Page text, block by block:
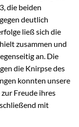
die beiden
deutlich
ließ sich die
zusammen und
an. Die
die Knirpse des
konnten unsere
Freude ihres
mit